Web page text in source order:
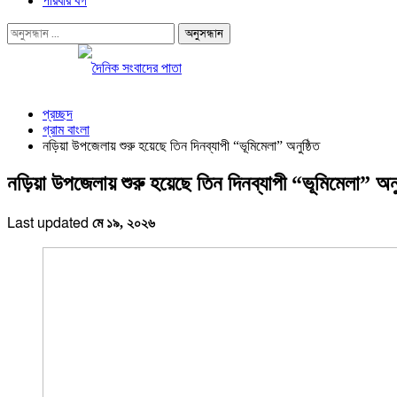
প্রচ্ছদ
গ্রাম বাংলা
নড়িয়া উপজেলায় শুরু হয়েছে তিন দিনব্যাপী “ভূমিমেলা” অনুষ্ঠিত
নড়িয়া উপজেলায় শুরু হয়েছে তিন দিনব্যাপী “ভূমিমেলা”
Last updated মে ১৯, ২০২৬